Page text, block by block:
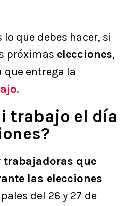
que debes hacer, si
próximas elecciones,
que entrega la
.
trabajo el día
trabajadoras que
las elecciones
del 26 y 27 de